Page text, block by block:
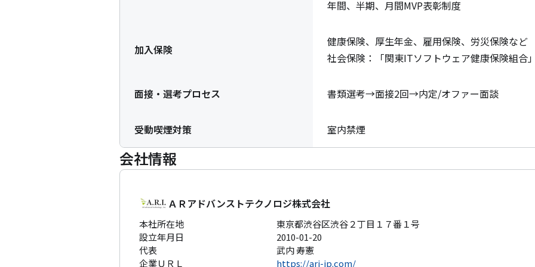
年間、半期、月間MVP表彰制度
加入保険
健康保険、厚生年金、雇用保険、労災保険など
社会保険：「関東ITソフトウェア健康保険組合
面接・選考プロセス 書類選考→面接2回→内定/オファー面談
受動喫煙対策 室内禁煙
会社情報
ＡＲアドバンストテクノロジ株式会社
本社所在地
東京都渋谷区渋谷２丁目１７番１号
設立年月日
2010-01-20
代表
武内 寿憲
企業ＵＲＬ
https://ari-jp.com/